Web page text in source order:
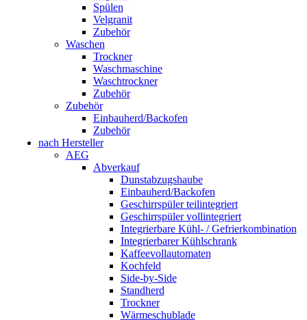
Spülen
Velgranit
Zubehör
Waschen
Trockner
Waschmaschine
Waschtrockner
Zubehör
Zubehör
Einbauherd/Backofen
Zubehör
nach Hersteller
AEG
Abverkauf
Dunstabzugshaube
Einbauherd/Backofen
Geschirrspüler teilintegriert
Geschirrspüler vollintegriert
Integrierbare Kühl- / Gefrierkombination
Integrierbarer Kühlschrank
Kaffeevollautomaten
Kochfeld
Side-by-Side
Standherd
Trockner
Wärmeschublade